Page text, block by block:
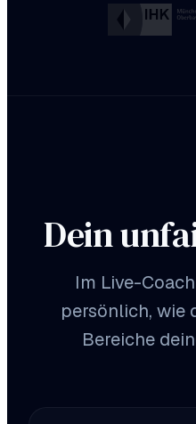
Dein
Im Live-
persönlich, wie
Bereiche